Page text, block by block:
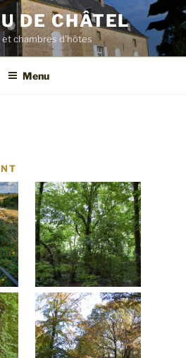
DE CHÂTEL
chambres d'hôtes
Menu